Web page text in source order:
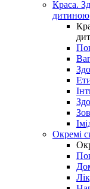
Краса.
дитиною
Окремі